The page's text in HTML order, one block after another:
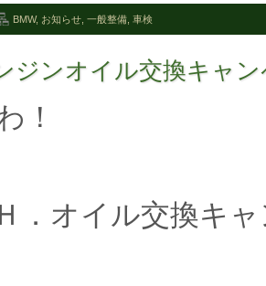
BMW, お知らせ 一般整備 車検
ンオイル交換キャン
！
．オイル交換キ